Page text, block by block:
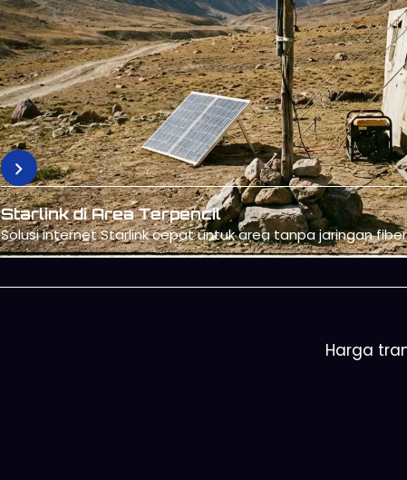
Starlink untuk Operasional Perusahaan
Mendukung kerja remote dan kantor sementara dengan
konsisten.
Harga